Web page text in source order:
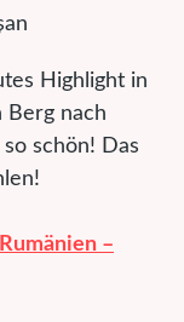
Highlight in
Berg nach
schön! Das
–